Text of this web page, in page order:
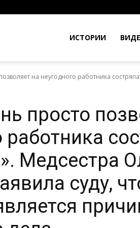
ИСТОРИИ
на неугодного работника
просто
работника
Медсестра
суду,